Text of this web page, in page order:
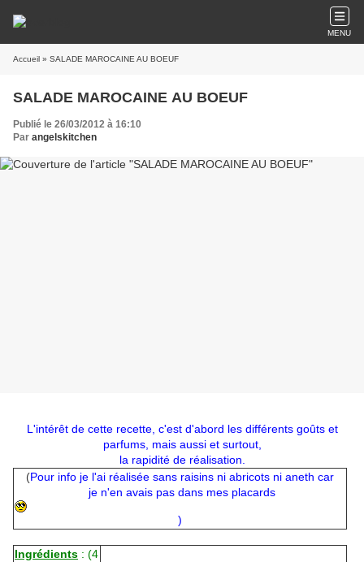
MENU
Accueil » SALADE MAROCAINE AU BOEUF
SALADE MAROCAINE AU BOEUF
Publié le 26/03/2012 à 16:10
Par angelskitchen
L'intérêt de cette recette, c'est d'abord les différents goûts et
parfums, mais aussi et surtout,
la rapidité de réalisation.
(Pour info je l'ai réalisée sans raisins ni abricots ni aneth car
je n'en avais pas dans mes placards
)
Ingrédients : (4